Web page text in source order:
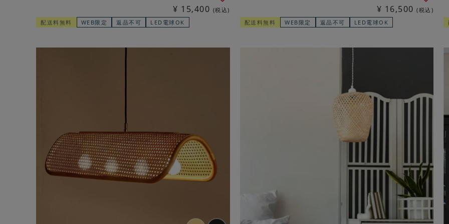
¥ 15,400
税込
配送料無料
WEB限定 返品不可 LED電球OK
¥ 16,500
税込
配送料無料
WEB限定 返品不可 LED電球OK